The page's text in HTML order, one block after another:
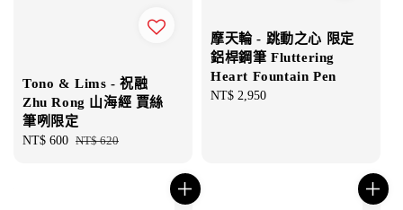
Tono & Lims - 祝融
Zhu Rong 山海經 賈絲
筆咧限定
Sale
NT$ 600 Regular
NT$ 620
摩天輪 - 跳動之心 限定
鋁桿鋼筆 Fluttering
Heart Fountain Pen
Regular
NT$ 2,950